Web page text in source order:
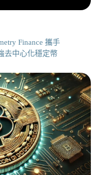
Finance 攜手
去中心化穩定幣